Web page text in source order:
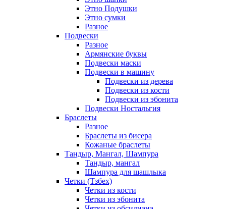
Этно Подушки
Этно сумки
Разное
Подвески
Разное
Армянские буквы
Подвески маски
Подвески в машину
Подвески из дерева
Подвески из кости
Подвески из эбонита
Подвески Ностальгия
Браслеты
Разное
Браслеты из бисера
Кожаные браслеты
Тандыр, Мангал, Шампура
Тандыр, мангал
Шампура для шашлыка
Четки (Тзбех)
Четки из кости
Четки из эбонита